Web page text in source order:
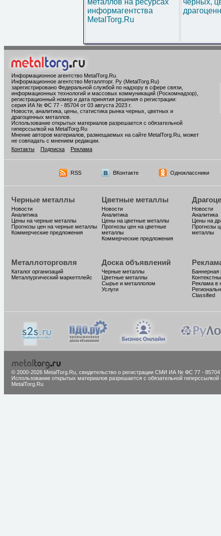
металлов на ресурсах
информагентства
MetalTorg.Ru
черных,
Информационное агентство MetalTorg.Ru
Информационное агентство Металлторг. Ру (MetalTorg.Ru)
зарегистрировано Федеральной службой по надзору в сфере связи,
информационных технологий и массовых коммуникаций (Роскомнадзор),
регистрационный номер и дата принятия решения о регистрации:
серия ИА № ФС 77 - 85704 от 03 августа 2023 г.
Новости, аналитика, цены, статистика рынка черных, цветных и
драгоценных металлов.
Использование открытых материалов разрешается с обязательной
гиперссылкой на MetalTorg.Ru
Мнение авторов материалов, размещаемых на сайте MetalTorg.Ru, может
не совпадать с мнением редакции.
Контакты
Подписка Реклама
RSS ВКонтакте Одноклассники
Черные металлы
Новости
Аналитика
Цены на черные металлы
Прогнозы цен на черные металлы
Коммерческие предложения
Цветные металлы
Новости
Аналитика
Цены на цветные металлы
Прогнозы цен на цветные
металлы
Коммерческие предложения
Новости
Аналитика
Цены на
Прогнозы
металлы
Металлоторговля
Каталог организаций
Металлургический маркетплейс
Доска объявлений
Черные металлы
Цветные металлы
Сырье и металлолом
Услуги
Баннерная
Реклама в
Classified
© 2000-2026 MetalTorg.Ru, cвидетельство о регистрации СМИ ИА № ФС 77 - 85704
Использование открытых материалов разрешается с обязательной гиперссылкой
MetalTorg.Ru